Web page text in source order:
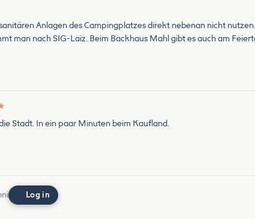
Anlagen des Campingplatzes direkt nebenan nicht
man nach SIG-Laiz. Beim Backhaus Mahl gibt es auch am
Stadt. In ein paar Minuten beim Kaufland.
Log in